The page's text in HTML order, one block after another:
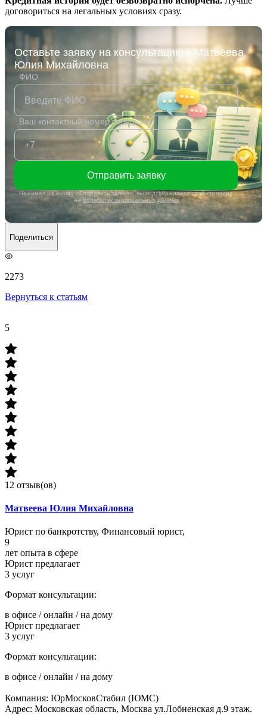
договориться на легальных условиях сразу.
Оставьте заявку на консультацию к Матвеева
Юлия Михайловна
ФИО
Ваш контактный номер телефона
Отправить заявку
Нажимая на кнопку «Отправить заявку», вы подтверждаете своё согласие
наобработку персональных данных
Поделиться
2273
Вернуться к статьям
5
12 отзыв(ов)
Матвеева Юлия Михайловна
Юрист по банкротству, Финансовый юрист,
9
лет опыта в сфере
Юрист предлагает
3 услуг
Формат консультации:
в офисе / онлайн / на дому
Юрист предлагает
3 услуг
Формат консультации:
в офисе / онлайн / на дому
Компания: ЮрМосковСтабил (ЮМС)
Адрес: Московская область, Москва ул.Лобненская д.9 этаж.